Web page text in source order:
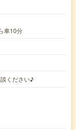
車10分
ください♪